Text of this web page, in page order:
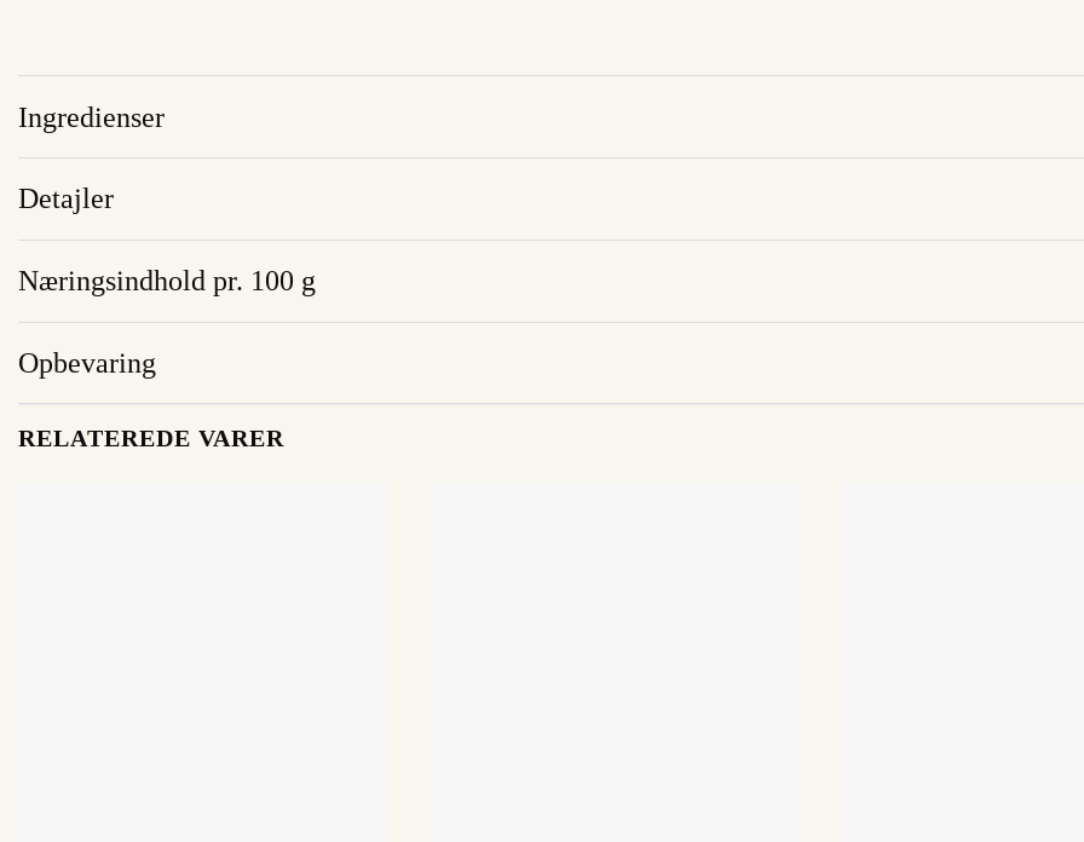
Ingredienser
Detajler
Næringsindhold pr. 100 g
Opbevaring
RELATEREDE VARER